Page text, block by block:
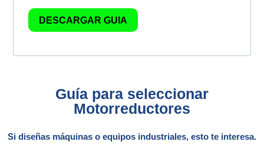
DESCARGAR GUIA
Guía para seleccionar
Motorreductores
Si diseñas máquinas o equipos industriales, esto te interesa.